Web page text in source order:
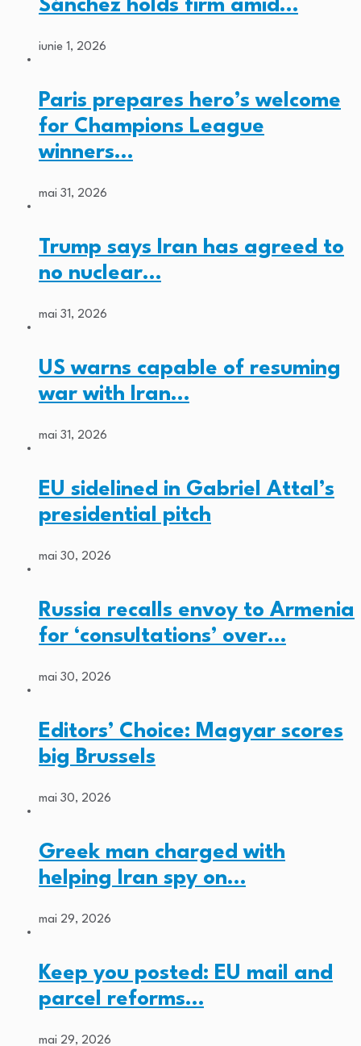
Sánchez holds firm amid…
iunie 1, 2026
Paris prepares hero’s welcome
for Champions League
winners…
mai 31, 2026
Trump says Iran has agreed to
no nuclear…
mai 31, 2026
US warns capable of resuming
war with Iran…
mai 31, 2026
EU sidelined in Gabriel Attal’s
presidential pitch
mai 30, 2026
Russia recalls envoy to Armenia
for ‘consultations’ over…
mai 30, 2026
Editors’ Choice: Magyar scores
big Brussels
mai 30, 2026
Greek man charged with
helping Iran spy on…
mai 29, 2026
Keep you posted: EU mail and
parcel reforms…
mai 29, 2026